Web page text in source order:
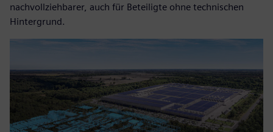
nachvollziehbarer, auch für Beteiligte ohne technischen
Hintergrund.